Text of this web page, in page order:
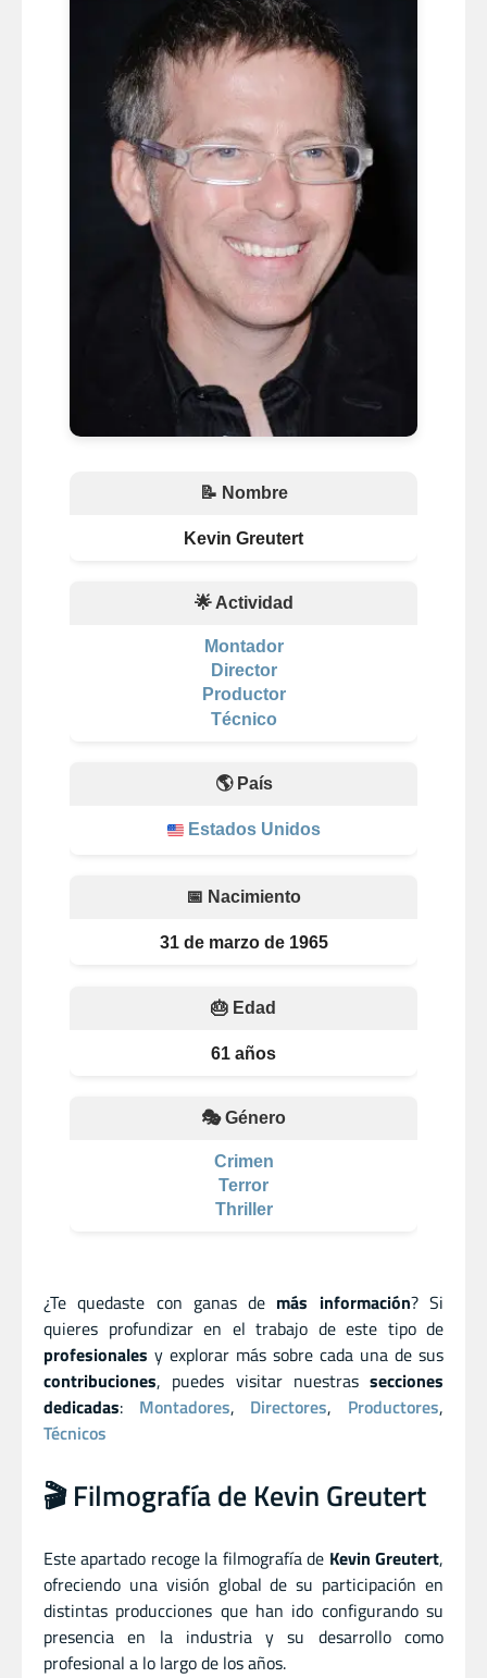
📝 Nombre
Kevin Greutert
🌟 Actividad
Montador
Director
Productor
Técnico
🌎 País
Estados Unidos
📅 Nacimiento
31 de marzo de 1965
🎂 Edad
61 años
🎭 Género
Crimen
Terror
Thriller
¿Te quedaste con ganas de más información? Si
quieres profundizar en el trabajo de este tipo de
profesionales y explorar más sobre cada una de sus
contribuciones, puedes visitar nuestras secciones
dedicadas: Montadores, Directores, Productores,
Técnicos
🎬 Filmografía de Kevin Greutert
Este apartado recoge la filmografía de Kevin Greutert,
ofreciendo una visión global de su participación en
distintas producciones que han ido configurando su
presencia en la industria y su desarrollo como
profesional a lo largo de los años.